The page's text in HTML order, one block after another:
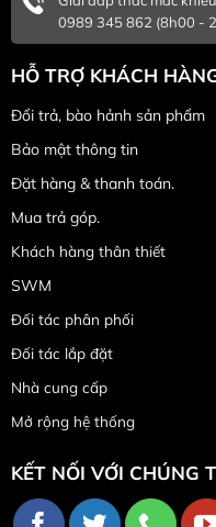
0989 345 862 (8h00 -
HỖ TRỢ KHÁCH
Đổi trả, bào hảnh sản phẩm
Bảo mật thông tin
Đặt hàng & thanh toán.
Mua trả góp.
Khách hàng thân thiết
SWM
Đối tác phân phối
Đối tác lắp đặt
Nhà cung cấp
Mở rộng hệ thống
KẾT NỐI VỚI CHÚNG